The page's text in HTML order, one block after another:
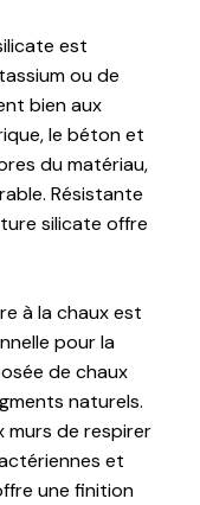
est
ou de
bien aux
le béton et
du matériau,
Résistante
silicate offre
à la chaux est
pour la
de chaux
naturels.
murs de respirer
et
une finition